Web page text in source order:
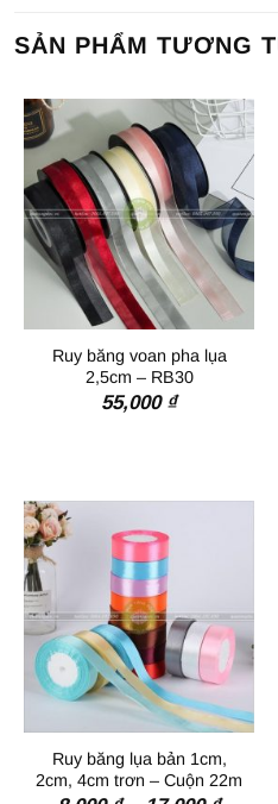
SẢN PHẨM TƯƠNG
Ruy băng voan pha lụa
2,5cm – RB30
55,000 ₫
Ruy băng lụa bản 1cm,
2cm, 4cm trơn – Cuộn 22m